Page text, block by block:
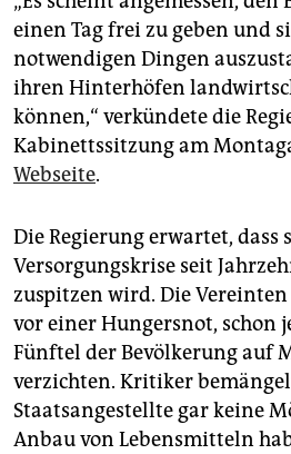
einen Tag frei zu geben und
notwendigen Dingen
ihren Hinterhöfen
können,“ verkündete die
Kabinettssitzung am
Webseite.
Die Regierung erwartet, dass
Versorgungskrise seit
zuspitzen wird. Die
vor einer Hungersnot, schon
Fünftel der Bevölkerung auf
verzichten. Kritiker
Staatsangestellte gar keine
Anbau von Lebensmitteln